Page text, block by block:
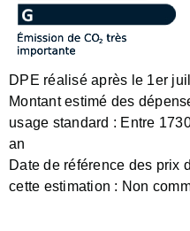
DPE réalisé après le 1er
Montant estimé des
usage standard : Entre
an
Date de référence des prix
cette estimation : Non